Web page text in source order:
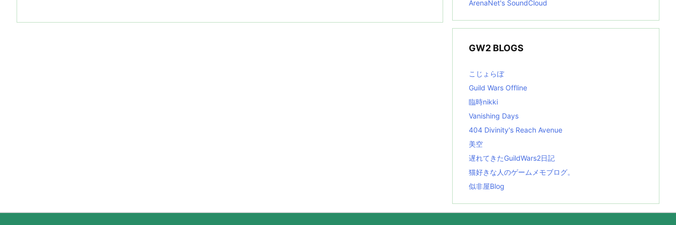
ArenaNet's SoundCloud
GW2 BLOGS
こじょらぼ
Guild Wars Offline
臨時nikki
Vanishing Days
404 Divinity's Reach Avenue
美空
遅れてきたGuildWars2日記
猫好きな人のゲームメモブログ。
似非屋Blog